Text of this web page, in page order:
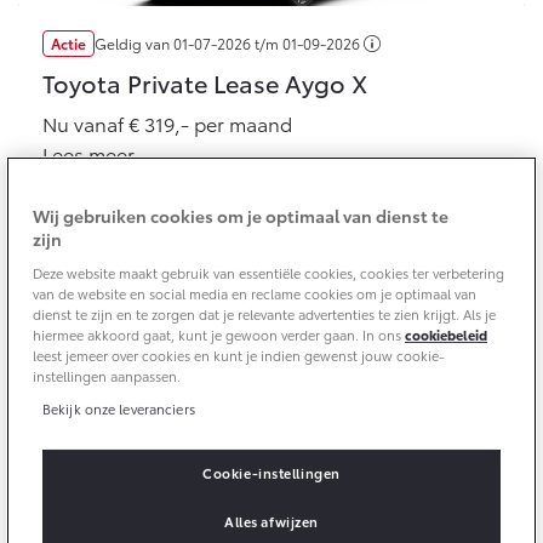
Yaris Cross
Vanaf € 31.895,-
Urban Cruiser
Corolla Hatchback
HYBRIDE
Corolla Touring Sports
HYBRIDE
Werkplaatsafspraak
Onderhoud op Maat
APK
Airco check
Hybride Zekerheid Controle
Toyota handleidingen
Toyota Service Informatie (SIL)
Schade & Garantie
Toyota Pechhulp
Schade & Glasherstel
Private Lease
Wat is Private Lease?
Private Lease voor ZZP
Financieren
Toyota Betaalplan
Zakelijk
Zakelijk
Toyota voor de zaak
Leaserijder
ZZP
Wagenparkbeheer
Leasen
Werkplaatsafspraak maken
Contact en Route
Schade melden
Plan een proefrit
Actie Geldig van01-07-2026t/m 01-09-2026
Toyota Private Lease Aygo X
Nu vanaf € 319,- per maand
Lees meer
Actie Geldig van01-07-2026
Toyota Private Lease bZ4X Touring
Wij gebruiken cookies om je optimaal van dienst te
zijn
Deze website maakt gebruik van essentiële cookies, cookies ter verbetering
van de website en social media en reclame cookies om je optimaal van
dienst te zijn en te zorgen dat je relevante advertenties te zien krijgt. Als je
hiermee akkoord gaat, kunt je gewoon verder gaan. In onscookiebeleid
leest jemeer over cookies en kunt je indien gewenst jouw cookie-
instellingen aanpassen.
Bekijk onze leveranciers
Cookie-instellingen
Alles afwijzen